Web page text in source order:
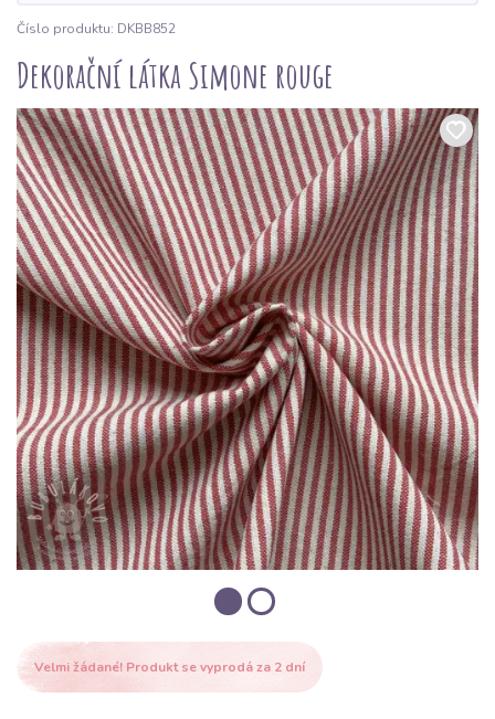
Číslo produktu: DKBB852
Dekorační látka Simone rouge
Velmi žádané! Produkt se vyprodá za 2 dní